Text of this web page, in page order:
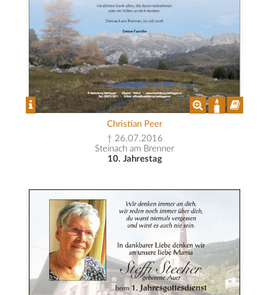
Christian Peer
† 26.07.2016
Steinach am Brenner
10. Jahrestag